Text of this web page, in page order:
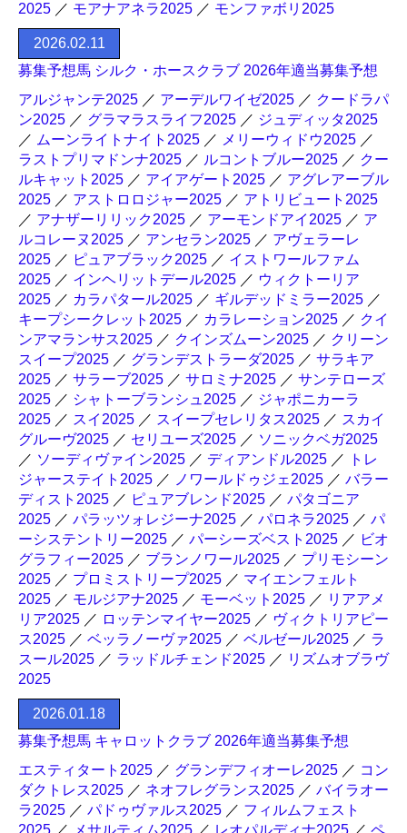
2025 ／ モアナアネラ2025 ／ モンファボリ2025
2026.02.11
募集予想馬 シルク・ホースクラブ 2026年適当募集予想
アルジャンテ2025 ／ アーデルワイゼ2025 ／ クードラパ
ン2025 ／ グラマラスライフ2025 ／ ジュディッタ2025
／ ムーンライトナイト2025 ／ メリーウィドウ2025 ／
ラストプリマドンナ2025 ／ ルコントブルー2025 ／ クー
ルキャット2025 ／ アイアゲート2025 ／ アグレアーブル
2025 ／ アストロロジャー2025 ／ アトリビュート2025
／ アナザーリリック2025 ／ アーモンドアイ2025 ／ ア
ルコレーヌ2025 ／ アンセラン2025 ／ アヴェラーレ
2025 ／ ピュアブラック2025 ／ イストワールファム
2025 ／ インヘリットデール2025 ／ ウィクトーリア
2025 ／ カラパタール2025 ／ ギルデッドミラー2025 ／
キープシークレット2025 ／ カラレーション2025 ／ クイ
ンアマランサス2025 ／ クインズムーン2025 ／ クリーン
スイープ2025 ／ グランデストラーダ2025 ／ サラキア
2025 ／ サラーブ2025 ／ サロミナ2025 ／ サンテローズ
2025 ／ シャトーブランシュ2025 ／ ジャポニカーラ
2025 ／ スイ2025 ／ スイープセレリタス2025 ／ スカイ
グルーヴ2025 ／ セリユーズ2025 ／ ソニックベガ2025
／ ソーディヴァイン2025 ／ ディアンドル2025 ／
トレ
ジャーステイト2025 ／ ノワールドゥジェ2025 ／ バラー
ディスト2025 ／ ピュアブレンド2025 ／ パタゴニア
2025 ／ パラッツォレジーナ2025 ／ パロネラ2025 ／ パ
ーシステントリー2025 ／ パーシーズベスト2025 ／ ビオ
グラフィー2025 ／ ブランノワール2025 ／ プリモシーン
2025 ／ プロミストリープ2025 ／ マイエンフェルト
2025 ／ モルジアナ2025 ／ モーベット2025 ／ リアアメ
リア2025 ／ ロッテンマイヤー2025 ／ ヴィクトリアピー
ス2025 ／ ベッラノーヴァ2025 ／ ベルゼール2025 ／ ラ
スール2025 ／ ラッドルチェンド2025 ／ リズムオブラヴ
2025
2026.01.18
募集予想馬 キャロットクラブ 2026年適当募集予想
エスティタート2025 ／ グランデフィオーレ2025 ／ コン
ダクトレス2025 ／ ネオフレグランス2025 ／ バイラオー
ラ2025 ／ パドゥヴァルス2025 ／ フィルムフェスト
2025 ／ メサルティム2025 ／ レオパルディナ2025 ／ ペ